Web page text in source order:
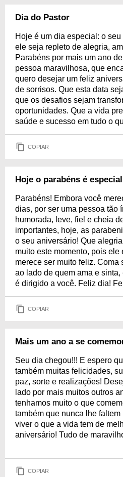
Dia do Pastor
Hoje é um dia especial: o
ele seja repleto de alegria,
Parabéns por mais um ano
pessoa maravilhosa, que
quero desejar um feliz
de sorrisos. Que esta data
que os desafios sejam
oportunidades. Que a vida
saúde e sucesso em tudo o
COPIAR
Hoje o parabéns é especial
Parabéns! Embora você
dias, por ser uma pessoa tão
humorada, leve, fiel e cheia
importantes, hoje, as
o seu aniversário! Que
muito este momento, pois ele
merece ser muito feliz. Coma
ao lado de quem ama e
é dirigido a você. Feliz dia!
COPIAR
Mais um ano a se
Seu dia chegou!!! E espero
também muitas felicidades,
paz, sorte e realizações!
lado por mais muitos outros
tenhamos muito o que
também que nunca lhe
viver o que a vida tem de
aniversário! Tudo de
COPIAR